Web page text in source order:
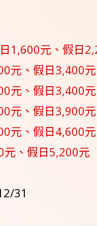
1,600元、假日
元、假日3,400元
元、假日3,400元
元、假日3,900元
元、假日4,600元
元、假日5,200元
31